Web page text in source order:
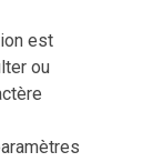
est
ou